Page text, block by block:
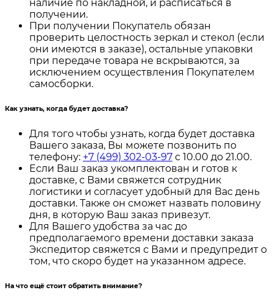
наличие по накладной, и расписаться в
получении.
При получении Покупатель обязан
проверить целостность зеркал и стекол (если
они имеются в заказе), остальные упаковки
при передаче товара не вскрываются, за
исключением осуществления Покупателем
самосборки.
Как узнать, когда будет доставка?
Для того чтобы узнать, когда будет доставка
Вашего заказа, Вы можете позвонить по
телефону: +7 (499) 302-03-97 с 10.00 до 21.00.
Если Ваш заказ укомплектован и готов к
доставке, с Вами свяжется сотрудник
логистики и согласует удобный для Вас день
доставки. Также он сможет назвать половину
дня, в которую Ваш заказ привезут.
Для Вашего удобства за час до
предполагаемого времени доставки заказа
Экспедитор свяжется с Вами и предупредит о
том, что скоро будет на указанном адресе.
На что ещё стоит обратить внимание?